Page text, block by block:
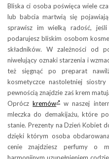
Bliska ci osoba poświęca wiele
lub babcia martwią się
sprawisz im wielką radość,
podarujesz bliskim osobom
składników. W zależności od
niwelujący oznaki starzenia i
też sięgnąć po preparat
kosmetyczce nastoletniej
pewnością znajdzie zaś krem
Opróczkremów w naszej
mleczka do demakijażu, które
stanie. Prezenty na Dzień Kobiet
dzięki którym osoba
cenie znajdziesz perfumy o